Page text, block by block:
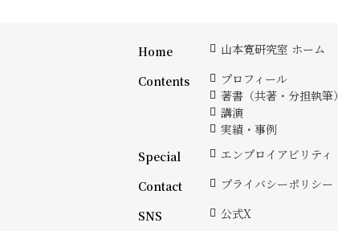
Home
山本寛研究室 ホーム
Contents
プロフィール
著書（共著・分担執筆）
講演
実績・事例
Special
エンプロイアビリティ
Contact
プライバシーポリシー
SNS
公式X